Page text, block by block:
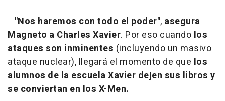
"Nos haremos con todo el poder", asegura
Magneto a Charles Xavier. Por eso cuando los
ataques son inminentes (incluyendo un masivo
ataque nuclear), llegará el momento de que los
alumnos de la escuela Xavier dejen sus libros y
se conviertan en los X-Men.